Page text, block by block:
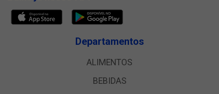
Departamentos
ALIMENTOS
BEBIDAS